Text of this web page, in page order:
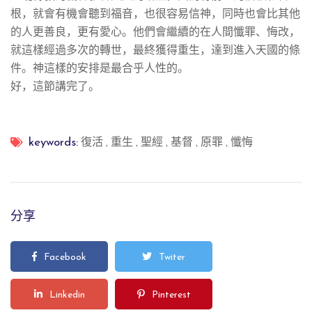
根，就會有機會聽到福音，也很容易信神，同時也會比其他
的人更善良，更有愛心。他們會繼續的在人間懺罪、悔改，
就這樣經過多次的轉世，最終獲得重生，達到進入天國的條
件。神這樣的安排是最合乎人性的。
好，這節講完了。
keywords: 復活 , 重生 , 聖經 , 基督 , 原罪 , 懺悔
分享
Facebook Twiter
Linkedin Pinterest